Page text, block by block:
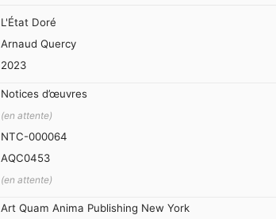
L'État Doré
Arnaud Quercy
2023
Notices d’œuvres
(en attente)
NTC-000064
AQC0453
(en attente)
Art Quam Anima Publishing New York